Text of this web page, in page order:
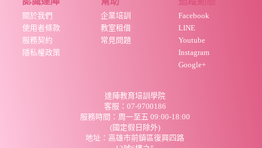
關於我們
使用者條款
服務契約
隱私權政策
企業培訓
教室租借
常見問題
Facebook
LINE
Youtube
Instagram
Google+
達陣教育培訓學院
客服：07-9700186
服務時間：周一至五 09:00-18:00
(國定假日除外)
地址：高雄市前鎮區復興四路